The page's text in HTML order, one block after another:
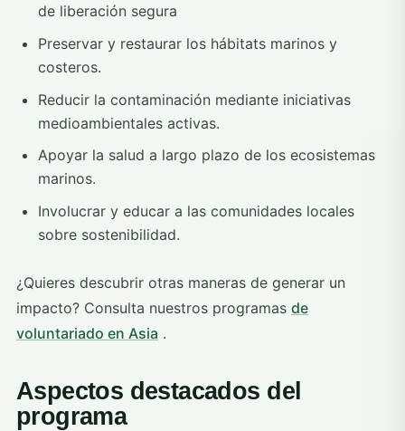
de liberación segura
Preservar y restaurar los hábitats marinos y
costeros.
Reducir la contaminación mediante iniciativas
medioambientales activas.
Apoyar la salud a largo plazo de los ecosistemas
marinos.
Involucrar y educar a las comunidades locales
sobre sostenibilidad.
¿Quieres descubrir otras maneras de generar un
impacto? Consulta nuestros programas de
voluntariado en Asia .
Aspectos destacados del
programa